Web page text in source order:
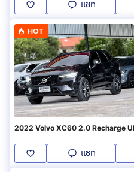
แชท
HOT
2022 Volvo XC60 2.0 Recharge
แชท